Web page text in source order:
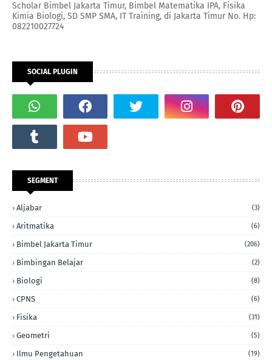
Scholar Bimbel Jakarta Timur, Bimbel Matematika IPA, Fisika
Kimia Biologi, SD SMP SMA, IT Training, di Jakarta Timur No. Hp:
082210027724
SOCIAL PLUGIN
SEGMENT
Aljabar (3)
Aritmatika (6)
Bimbel Jakarta Timur (206)
Bimbingan Belajar (2)
Biologi (8)
CPNS (6)
Fisika (31)
Geometri (5)
Ilmu Pengetahuan (19)